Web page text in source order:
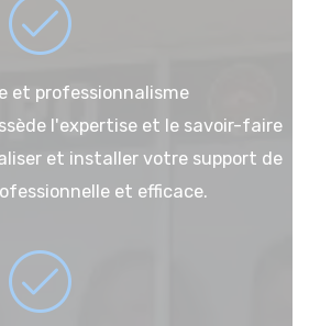
et professionnalisme
l'expertise et le savoir-faire
et installer votre support de
et efficace.